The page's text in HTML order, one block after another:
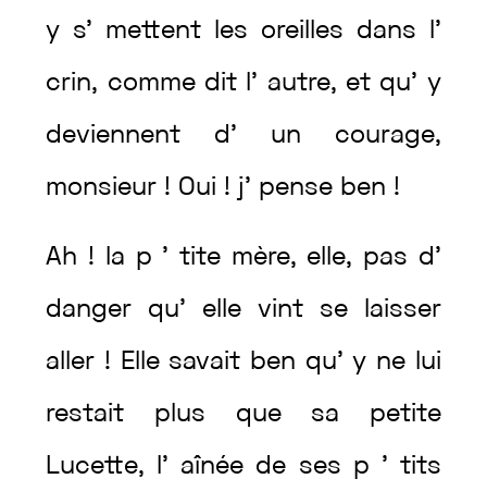
y s’ mettent les oreilles dans l’
crin, comme dit l’ autre, et qu’ y
deviennent d’ un courage,
monsieur ! Oui ! j’ pense ben !
Ah ! la p ’ tite mère, elle, pas d’
danger qu’ elle vint se laisser
aller ! Elle savait ben qu’y ne lui
restait plus que sa petite
Lucette, l’ aînée de ses p ’ tits